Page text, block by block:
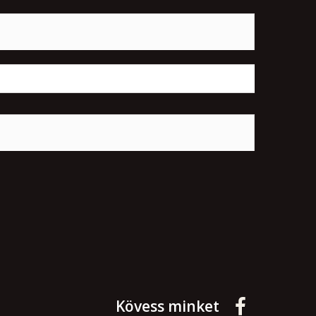
Kövess minket